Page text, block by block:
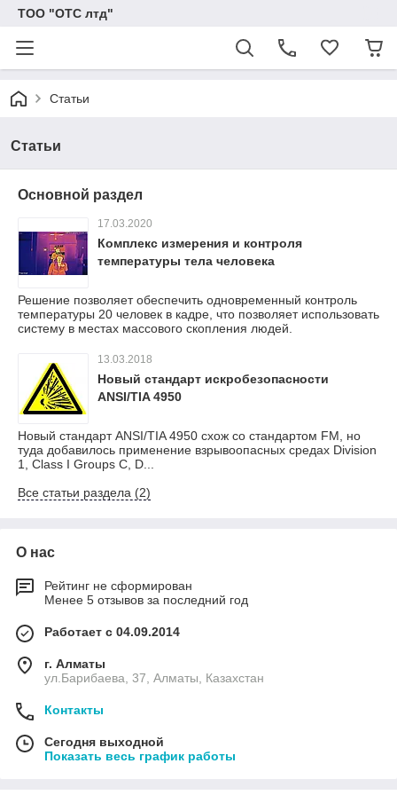
ТОО "ОТС лтд"
Статьи
Статьи
Основной раздел
17.03.2020
Комплекс измерения и контроля
температуры тела человека
Решение позволяет обеспечить одновременный контроль
температуры 20 человек в кадре, что позволяет использовать
систему в местах массового скопления людей.
13.03.2018
Новый стандарт искробезопасности
ANSI/TIA 4950
Новый стандарт ANSI/TIA 4950 схож со стандартом FM, но
туда добавилось применение взрывоопасных средах Division
1, Class I Groups C, D...
Все статьи раздела (2)
О нас
Рейтинг не сформирован
Менее 5 отзывов за последний год
Работает с 04.09.2014
г. Алматы
ул.Барибаева, 37, Алматы, Казахстан
Контакты
Сегодня выходной
Показать весь график работы